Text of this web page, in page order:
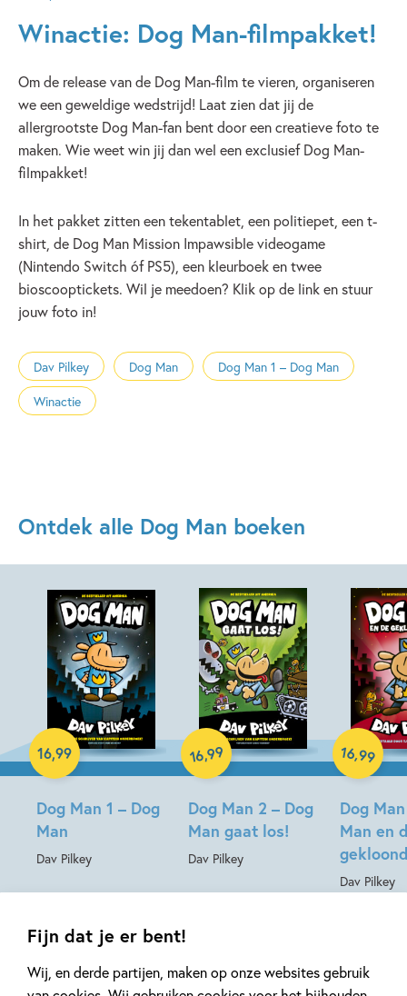
Fijn dat je er bent!
Wij, en derde partijen, maken op onze websites gebruik
Winactie: Dog Man-filmpakket!
Om de release van de Dog Man-film te vieren, organiseren
we een geweldige wedstrijd! Laat zien dat jij de
allergrootste Dog Man-fan bent door een creatieve foto te
maken. Wie weet win jij dan wel een exclusief Dog Man-
filmpakket!
In het pakket zitten een tekentablet, een politiepet, een t-
shirt, de Dog Man Mission Impawsible videogame
(Nintendo Switch óf PS5), een kleurboek en twee
bioscooptickets. Wil je meedoen? Klik op de link en stuur
jouw foto in!
Dav Pilkey Dog Man
Dog Man 1 – Dog Man
Winactie
Ontdek alle Dog Man boeken
Dog Man 1 – Dog
Man
Dav Pilkey
16,99
Hardcover
Dog Man 2 – Dog
Man gaat los!
Dav Pilkey
16,99
Hardcover
Dog
Man en
Dav Pilkey
16,99
Hardcover